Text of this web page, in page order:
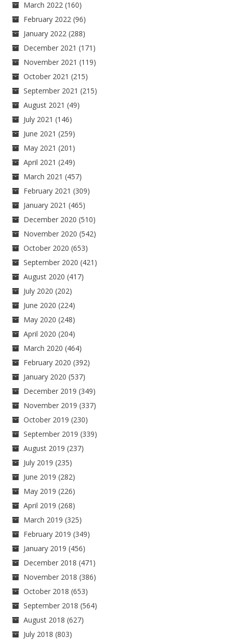
March 2022 (160)
February 2022 (96)
January 2022 (288)
December 2021 (171)
November 2021 (119)
October 2021 (215)
September 2021 (215)
August 2021 (49)
July 2021 (146)
June 2021 (259)
May 2021 (201)
April 2021 (249)
March 2021 (457)
February 2021 (309)
January 2021 (465)
December 2020 (510)
November 2020 (542)
October 2020 (653)
September 2020 (421)
August 2020 (417)
July 2020 (202)
June 2020 (224)
May 2020 (248)
April 2020 (204)
March 2020 (464)
February 2020 (392)
January 2020 (537)
December 2019 (349)
November 2019 (337)
October 2019 (230)
September 2019 (339)
August 2019 (237)
July 2019 (235)
June 2019 (282)
May 2019 (226)
April 2019 (268)
March 2019 (325)
February 2019 (349)
January 2019 (456)
December 2018 (471)
November 2018 (386)
October 2018 (653)
September 2018 (564)
August 2018 (627)
July 2018 (803)